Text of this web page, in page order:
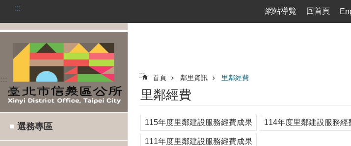
跳到主要內容區塊
::: 網站導覽 回首頁
:::
選務專區
::: 首頁 鄰里資訊 里鄰經費
里鄰經費
115年度里鄰建設服務經費成果 114年度里鄰建設服務經
111年度里鄰建設服務經費成果